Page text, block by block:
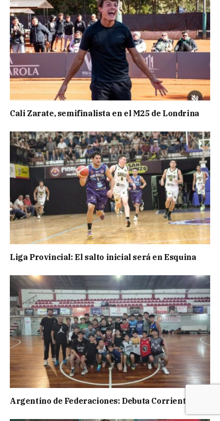
Cali Zarate, semifinalista en el M25 de Londrina
Liga Provincial: El salto inicial será en Esquina
Argentino de Federaciones: Debuta Corrientes